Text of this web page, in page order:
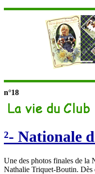
n°18
²- Nationale
Une des photos finales de la
Nathalie Triquet-Boutin. Dès